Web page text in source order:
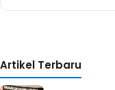
Artikel Terbaru